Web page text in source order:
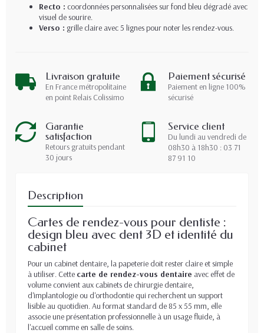
Recto : coordonnées personnalisées sur fond bleu dégradé avec
visuel de sourire.
Verso : grille claire avec 5 lignes pour noter les rendez-vous.
Livraison gratuite
En France métropolitaine
en point Relais Colissimo
Paiement sécurisé
Paiement en ligne 100%
sécurisé
Garantie
satisfaction
Retours gratuits pendant
30 jours
Service client
Du lundi au vendredi de
08h30 à 18h30 : 03 71
87 91 10
Description
Cartes de rendez-vous pour dentiste :
design bleu avec dent 3D et identité du
cabinet
Pour un cabinet dentaire, la papeterie doit rester claire et simple
à utiliser. Cette carte de rendez-vous dentaire avec effet de
volume convient aux cabinets de chirurgie dentaire,
d'implantologie ou d'orthodontie qui recherchent un support
lisible au quotidien. Au format standard de 85 x 55 mm, elle
associe une présentation professionnelle à un usage fluide, à
l'accueil comme en salle de soins.